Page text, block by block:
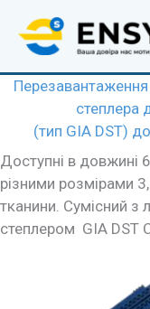
вмісту
степлера
(тип GIA DST)
Доступні в
різними розмірами
тканини. Сумісний з
степлером GIA DST